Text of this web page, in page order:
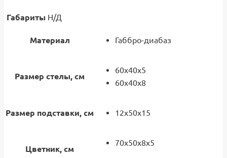
Габариты Н/Д
Материал Габбро-диабаз
Размер стелы, см
60x40x5
60x40x8
Размер подставки, см 12x50x15
Цветник, см
70х50х8х5